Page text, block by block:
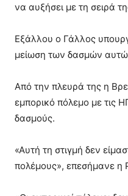
να αυξήσει με τη σειρά
Εξάλλου ο Γάλλος
μείωση των δασμών
Από την πλευρά της η
εμπορικό πόλεμο με τις
δασμούς.
«Αυτή τη στιγμή δεν
πολέμους», επεσήμανε η